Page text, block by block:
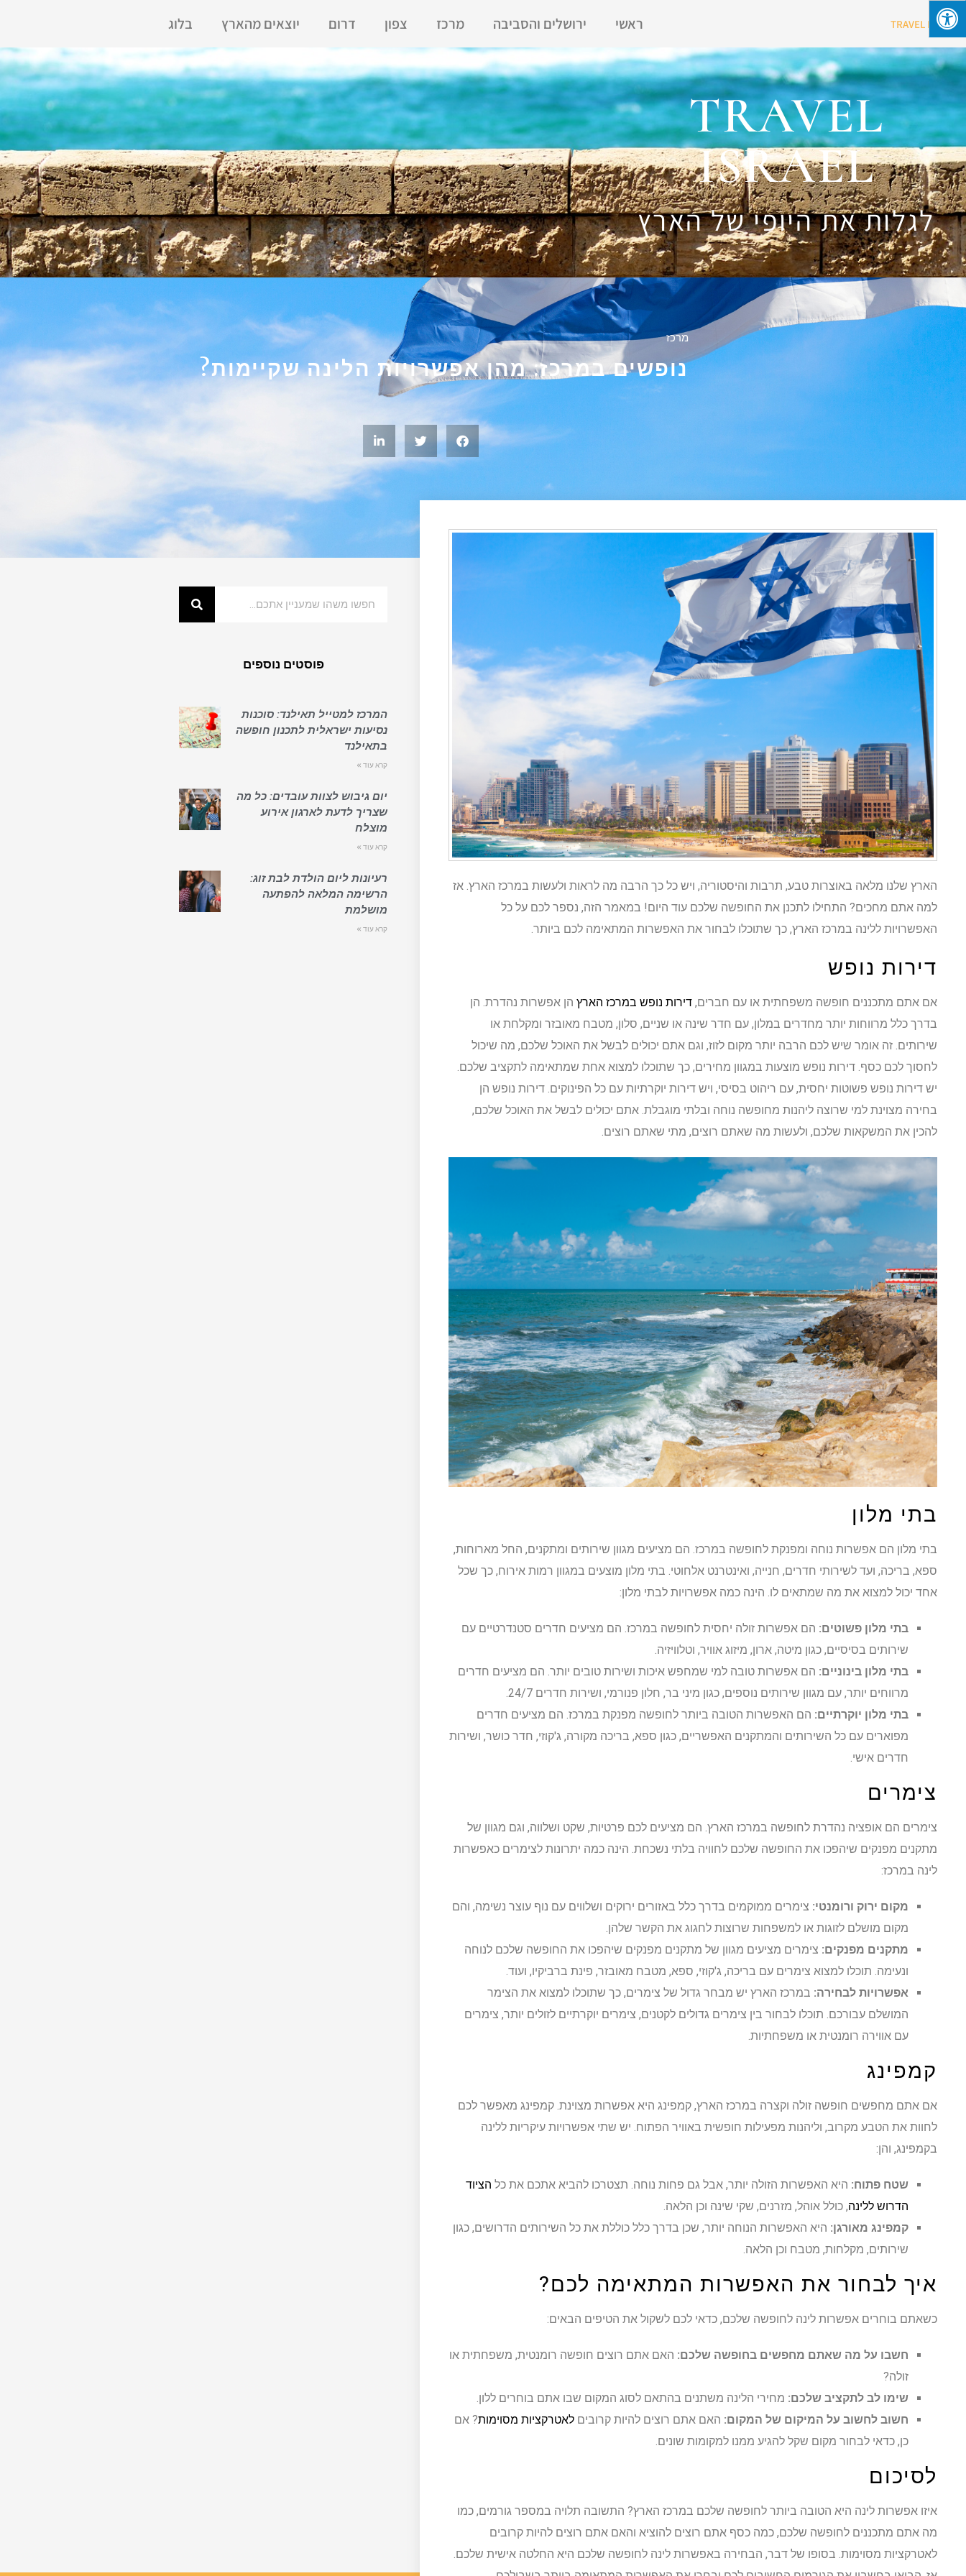
TRAVEL ISRAEL ראשי ירושלים והסביבה מרכז צפון דרום יוצאים מהארץ בלוג
TRAVEL
ISRAEL
לגלות את היופי של הארץ
מרכז
נופשים במרכז: מהן אפשרויות הלינה שקיימות?
הארץ שלנו מלאה באוצרות טבע, תרבות והיסטוריה, ויש כל כך הרבה מה לראות ולעשות במרכז הארץ. אז
למה אתם מחכים? התחילו לתכנן את החופשה שלכם עוד היום! במאמר הזה, נספר לכם על כל
האפשרויות ללינה במרכז הארץ, כך שתוכלו לבחור את האפשרות המתאימה לכם ביותר.
דירות נופש
אם אתם מתכננים חופשה משפחתית או עם חברים, דירות נופש במרכז הארץ הן אפשרות נהדרת. הן
בדרך כלל מרווחות יותר מחדרים במלון, עם חדר שינה או שניים, סלון, מטבח מאובזר ומקלחת או
שירותים. זה אומר שיש לכם הרבה יותר מקום לזוז, וגם אתם יכולים לבשל את האוכל שלכם, מה שיכול
לחסוך לכם כסף. דירות נופש מוצעות במגוון מחירים, כך שתוכלו למצוא אחת שמתאימה לתקציב שלכם.
יש דירות נופש פשוטות יחסית, עם ריהוט בסיסי, ויש דירות יוקרתיות עם כל הפינוקים. דירות נופש הן
בחירה מצוינת למי שרוצה ליהנות מחופשה נוחה ובלתי מוגבלת. אתם יכולים לבשל את האוכל שלכם,
להכין את המשקאות שלכם, ולעשות מה שאתם רוצים, מתי שאתם רוצים.
בתי מלון
בתי מלון הם אפשרות נוחה ומפנקת לחופשה במרכז. הם מציעים מגוון שירותים ומתקנים, החל מארוחות,
ספא, בריכה, ועד לשירותי חדרים, חנייה, ואינטרנט אלחוטי. בתי מלון מוצעים במגוון רמות אירוח, כך שכל
אחד יכול למצוא את מה שמתאים לו. הינה כמה אפשרויות לבתי מלון:
בתי מלון פשוטים: הם אפשרות זולה יחסית לחופשה במרכז. הם מציעים חדרים סטנדרטיים עם
שירותים בסיסיים, כגון מיטה, ארון, מיזוג אוויר, וטלוויזיה.
בתי מלון בינוניים: הם אפשרות טובה למי שמחפש איכות ושירות טובים יותר. הם מציעים חדרים
מרווחים יותר, עם מגוון שירותים נוספים, כגון מיני בר, חלון פנורמי, ושירות חדרים 24/7.
בתי מלון יוקרתיים: הם האפשרות הטובה ביותר לחופשה מפנקת במרכז. הם מציעים חדרים
מפוארים עם כל השירותים והמתקנים האפשריים, כגון ספא, בריכה מקורה, ג'קוזי, חדר כושר, ושירות
חדרים אישי.
צימרים
צימרים הם אופציה נהדרת לחופשה במרכז הארץ. הם מציעים לכם פרטיות, שקט ושלווה, וגם מגוון של
מתקנים מפנקים שיהפכו את החופשה שלכם לחוויה בלתי נשכחת. הינה כמה יתרונות לצימרים כאפשרות
לינה במרכז:
מקום ירוק ורומנטי: צימרים ממוקמים בדרך כלל באזורים ירוקים ושלווים עם נוף עוצר נשימה, והם
מקום מושלם לזוגות או למשפחות שרוצות לחגוג את הקשר שלהן.
מתקנים מפנקים: צימרים מציעים מגוון של מתקנים מפנקים שיהפכו את החופשה שלכם לנוחה
ונעימה. תוכלו למצוא צימרים עם בריכה, ג'קוזי, ספא, מטבח מאובזר, פינת ברביקיו, ועוד.
אפשרויות לבחירה: במרכז הארץ יש מבחר גדול של צימרים, כך שתוכלו למצוא את הצימר
המושלם עבורכם. תוכלו לבחור בין צימרים גדולים לקטנים, צימרים יוקרתיים לזולים יותר, צימרים
עם אווירה רומנטית או משפחתיות.
קמפינג
אם אתם מחפשים חופשה זולה וקצרה במרכז הארץ, קמפינג היא אפשרות מצוינת. קמפינג מאפשר לכם
לחוות את הטבע מקרוב, וליהנות מפעילות חופשית באוויר הפתוח. יש שתי אפשרויות עיקריות ללינה
בקמפינג, והן:
שטח פתוח: היא האפשרות הזולה יותר, אבל גם פחות נוחה. תצטרכו להביא אתכם את כל הציוד
הדרוש ללינה, כולל אוהל, מזרנים, שקי שינה וכן הלאה.
קמפינג מאורגן: היא האפשרות הנוחה יותר, שכן בדרך כלל כוללת את כל השירותים הדרושים, כגון
שירותים, מקלחות, מטבח וכן הלאה.
איך לבחור את האפשרות המתאימה לכם?
כשאתם בוחרים אפשרות לינה לחופשה שלכם, כדאי לכם לשקול את הטיפים הבאים:
חשבו על מה שאתם מחפשים בחופשה שלכם: האם אתם רוצים חופשה רומנטית, משפחתית או
זולה?
שימו לב לתקציב שלכם: מחירי הלינה משתנים בהתאם לסוג המקום שבו אתם בוחרים ללון.
חשוב לחשוב על המיקום של המקום: האם אתם רוצים להיות קרובים לאטרקציות מסוימות? אם
כן, כדאי לבחור מקום שקל להגיע ממנו למקומות שונים.
לסיכום
איזו אפשרות לינה היא הטובה ביותר לחופשה שלכם במרכז הארץ? התשובה תלויה במספר גורמים, כמו
מה אתם מתכננים לחופשה שלכם, כמה כסף אתם רוצים להוציא והאם אתם רוצים להיות קרובים
לאטרקציות מסוימות. בסופו של דבר, הבחירה באפשרות לינה לחופשה שלכם היא החלטה אישית שלכם.
פוסטים נוספים
המרכז למטייל תאילנד: סוכנות
נסיעות ישראלית לתכנון חופשה
בתאילנד
קרא עוד »
יום גיבוש לצוות עובדים: כל מה
שצריך לדעת לארגון אירוע
מוצלח
קרא עוד »
רעיונות ליום הולדת לבת זוג:
הרשימה המלאה להפתעה
מושלמת
קרא עוד »